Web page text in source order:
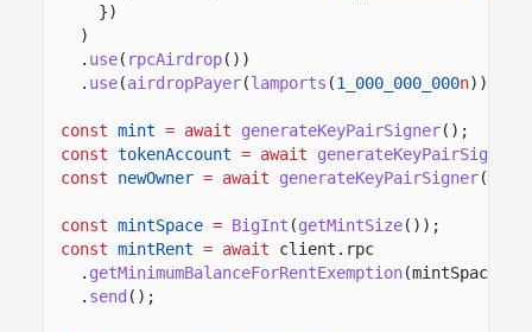
})
)
. use( rpcAirdrop())
. use(airdropPayer(lamports (1_000_000_000n)));
const mint = await generateKeyPairSigner();
const tokenAccount = await generateKeyPairSigner
const
newOwner = await generateKeyPairSigner();
const mintSpace = BigInt (getMintSize());
const mintRent = await
client.rpc
. getMinimumBalanceForRentExemption(mintSpace)
. send ();